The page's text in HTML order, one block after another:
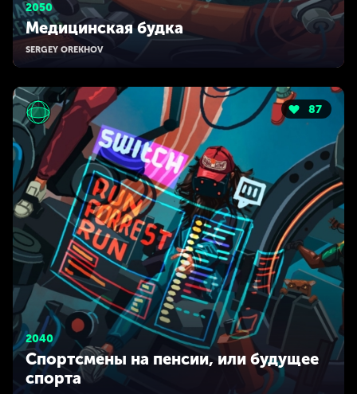
2050
Медицинская будка
SERGEY OREKHOV
87
2040
Спортсмены на пенсии, или будущее
спорта